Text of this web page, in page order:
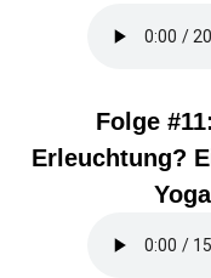
Folge #11:
Erleuchtung?